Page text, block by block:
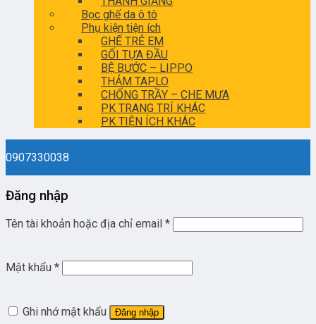
Bọc ghế da ô tô
Phụ kiện tiện ích
GHẾ TRẺ EM
GỐI TỰA ĐẦU
BỆ BƯỚC – LIPPO
THẢM TAPLO
CHỐNG TRẦY – CHE MƯA
PK TRANG TRÍ KHÁC
PK TIỆN ÍCH KHÁC
0907330038
Đăng nhập
Tên tài khoản hoặc địa chỉ email *
Mật khẩu *
Ghi nhớ mật khẩu Đăng nhập